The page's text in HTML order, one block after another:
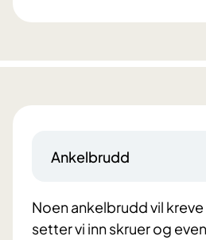
Ankelbrudd
Noen ankelbrudd vil
setter vi inn skruer og